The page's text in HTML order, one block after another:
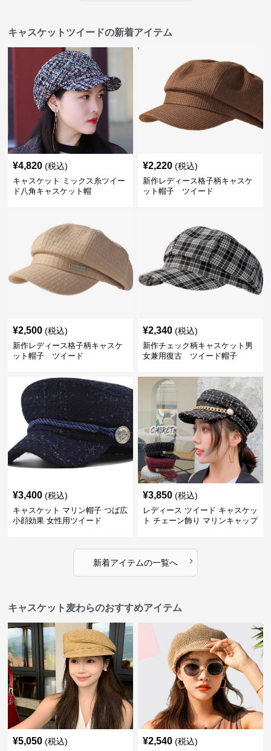
キャスケットツイードの新着アイテム
¥4,820 (税込)
キャスケット ミックス糸ツイー
ド八角キャスケット帽
¥2,220 (税込)
新作レディース格子柄キャスケ
ット帽子 ツイード
¥2,500 (税込)
新作レディース格子柄キャスケ
ット帽子 ツイード
¥2,340 (税込)
新作チェック柄キャスケット男
女兼用復古 ツイード帽子
¥3,400 (税込)
キャスケット マリン帽子 つば広
小顔効果 女性用ツイード
¥3,850 (税込)
レディース ツイード キャスケッ
ト チェーン飾り マリンキャップ
新着アイテムの一覧へ ›
キャスケット麦わらのおすすめアイテム
¥5,050 (税込) ¥2,540 (税込)